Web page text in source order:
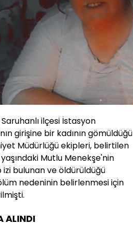
ilçesi İstasyon
girişine bir kadının gömüldüğü
Müdürlüğü ekipleri, belirtilen
Mutlu Menekşe'nin
izi bulunan ve öldürüldüğü
nedeninin belirlenmesi için
ALINDI